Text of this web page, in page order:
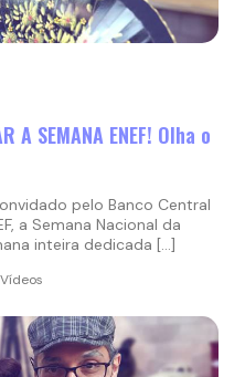
A SEMANA ENEF! Olha o
pelo Banco Central
a Semana Nacional da
inteira dedicada […]
Vídeos